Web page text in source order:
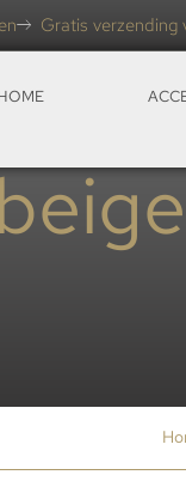
Gratis verzending